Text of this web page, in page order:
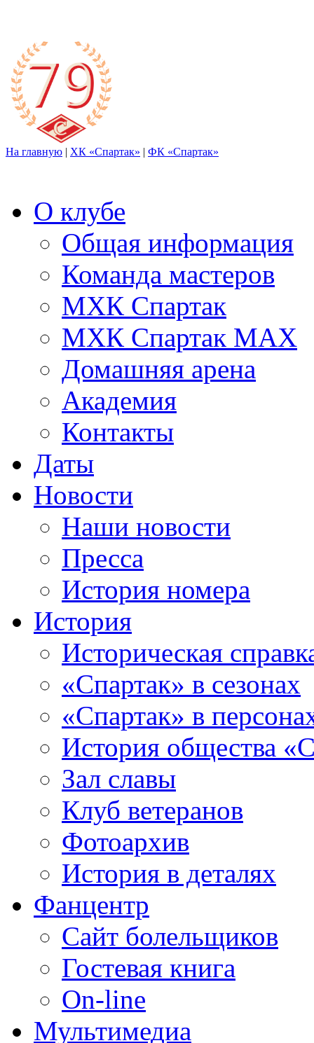
На главную | ХК «Спартак» | ФК «Спартак»
О клубе
Общая информация
Команда мастеров
МХК Спартак
МХК Спартак МАХ
Домашняя арена
Академия
Контакты
Даты
Новости
Наши новости
Пресса
История номера
История
Историческая
«Спартак» в сезонах
«Спартак» в
История общества
Зал славы
Клуб ветеранов
Фотоархив
История в деталях
Фанцентр
Сайт болельщиков
Гостевая книга
On-line
Мультимедиа